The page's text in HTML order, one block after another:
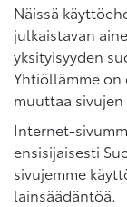
Näissä
julkaistavan
yksityisyyden
Yhtiöllämme on
muuttaa
Internet-
ensisijaisesti
sivujemme
lainsäädäntöä.